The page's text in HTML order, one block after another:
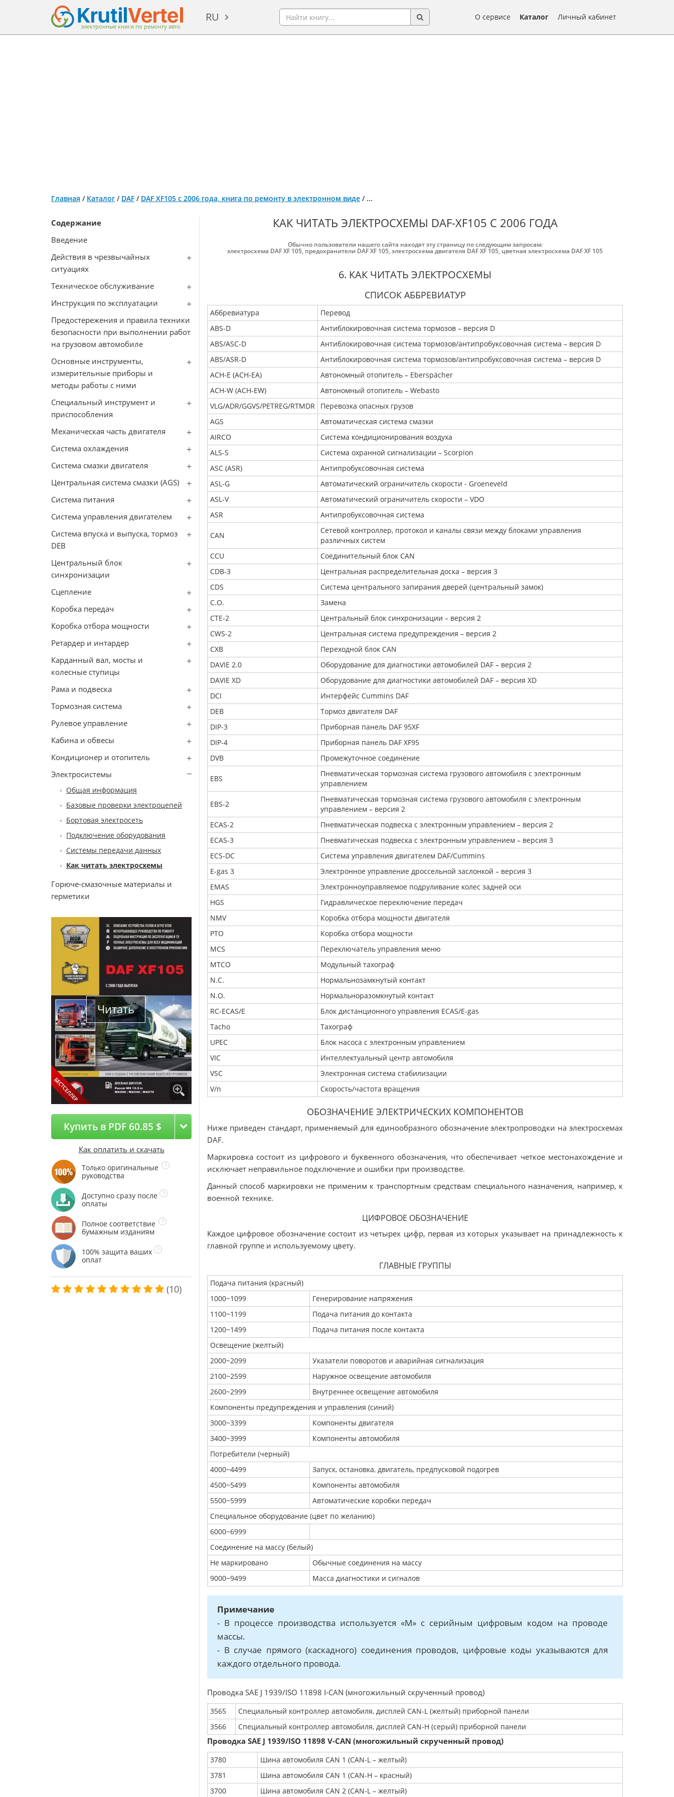
электронные книги по ремонту авто
RU О сервисе Каталог Личный кабинет
Главная / Каталог / DAF / DAF XF105 с 2006 года, книга по ремонту в электронном виде / ...
Содержание
Введение
Действия в чрезвычайных
ситуациях
Техническое обслуживание
Инструкция по эксплуатации
Предостережения и правила техники
безопасности при выполнении работ
на грузовом автомобиле
Основные инструменты,
измерительные приборы и
методы работы с ними
Специальный инструмент и
приспособления
Механическая часть двигателя
Система охлаждения
Система смазки двигателя
Центральная система смазки (AGS)
Система питания
Система управления двигателем
Система впуска и выпуска, тормоз
DEB
Центральный блок
синхронизации
Сцепление
Коробка передач
Коробка отбора мощности
Ретардер и интардер
Карданный вал, мосты и
колесные ступицы
Рама и подвеска
Тормозная система
Рулевое управление
Кабина и обвесы
Кондиционер и отопитель
Электросистемы
Общая информация
Базовые проверки электроцепей
Бортовая электросеть
Подключение оборудования
Системы передачи данных
Как читать электросхемы
Горюче-смазочные материалы и
герметики
Читать
Купить в PDF 60.85 $
Как оплатить и скачать
Только оригинальные
руководства
Доступно сразу после
оплаты
Полное соответствие
бумажным изданиям
100% защита ваших
оплат
(10)
КАК ЧИТАТЬ ЭЛЕКТРОСХЕМЫ DAF-XF105 С 2006 ГОДА
Обычно пользователи нашего сайта находят эту страницу по следующим запросам:
электросхема DAF XF 105, предохранители DAF XF 105,электросхема двигателя DAF XF 105, цветная электросхема DAF XF 105
6. КАК ЧИТАТЬ ЭЛЕКТРОСХЕМЫ
СПИСОК АББРЕВИАТУР
Аббревиатура
Перевод
ABS-D
Антиблокировочная система тормозов – версия D
ABS/ASC-D
Антиблокировочная система тормозов/антипробуксовочная система – версия D
ABS/ASR-D
Антиблокировочная система тормозов/антипробуксовочная система – версия D
ACH-E (ACH-EA)
Автономный отопитель – Eberspächer
ACH-W (ACH-EW)
Автономный отопитель – Webasto
VLG/ADR/GGVS/PETREG/RTMDR
Перевозка опасных грузов
AGS
Автоматическая система смазки
AIRCO
Система кондиционирования воздуха
ALS-S
Система охранной сигнализации – Scorpion
ASC (ASR)
Антипробуксовочная система
ASL-G
Автоматический ограничитель скорости - Groeneveld
ASL-V
Автоматический ограничитель скорости – VDO
ASR
Антипробуксовочная система
CAN
Сетевой контроллер, протокол и каналы связи между блоками управления
различных систем
CCU
Соединительный блок CAN
CDB-3
Центральная распределительная доска – версия 3
CDS
Система центрального запирания дверей (центральный замок)
C.O.
Замена
CTE-2
Центральный блок синхронизации – версия 2
CWS-2
Центральная система предупреждения – версия 2
CXB
Переходной блок CAN
DAVIE 2.0
Оборудование для диагностики автомобилей DAF – версия 2
DAVIE XD
Оборудование для диагностики автомобилей DAF – версия XD
DCI
Интерфейс Cummins DAF
DEB
Тормоз двигателя DAF
DIP-3
Приборная панель DAF 95XF
DIP-4
Приборная панель DAF XF95
DVB
Промежуточное соединение
EBS
Пневматическая тормозная система грузового автомобиля с электронным
управлением
EBS-2
Пневматическая тормозная система грузового автомобиля с электронным
управлением – версия 2
ECAS-2
Пневматическая подвеска с электронным управлением – версия 2
ECAS-3
Пневматическая подвеска с электронным управлением – версия 3
ECS-DC
Система управления двигателем DAF/Cummins
E-gas 3
Электронное управление дроссельной заслонкой – версия 3
EMAS
Электронноуправляемое подруливание колес задней оси
HGS
Гидравлическое переключение передач
NMV
Коробка отбора мощности двигателя
PTO
Коробка отбора мощности
MCS
Переключатель управления меню
MTCO
Модульный тахограф
N.C.
Нормальнозамкнутый контакт
N.O.
Нормальноразомкнутый контакт
RC-ECAS/E
Блок дистанционного управления ECAS/E-gas
Tacho
Тахограф
UPEC
Блок насоса с электронным управлением
VIC
Интеллектуальный центр автомобиля
VSC
Электронная система стабилизации
V/n
Скорость/частота вращения
ОБОЗНАЧЕНИЕ ЭЛЕКТРИЧЕСКИХ КОМПОНЕНТОВ
Ниже приведен стандарт, применяемый для единообразного обозначение электропроводки на электросхемах
DAF.
Маркировка состоит из цифрового и буквенного обозначения, что обеспечивает четкое местонахождение и
исключает неправильное подключение и ошибки при производстве.
Данный способ маркировки не применим к транспортным средствам специального назначения, например, к
военной технике.
ЦИФРОВОЕ ОБОЗНАЧЕНИЕ
Каждое цифровое обозначение состоит из четырех цифр, первая из которых указывает на принадлежность к
главной группе и используемому цвету.
ГЛАВНЫЕ ГРУППЫ
Подача питания (красный)
1000~1099
Генерирование напряжения
1100~1199
Подача питания до контакта
1200~1499
Подача питания после контакта
Освещение (желтый)
2000~2099
Указатели поворотов и аварийная сигнализация
2100~2599
Наружное освещение автомобиля
2600~2999
Внутреннее освещение автомобиля
Компоненты предупреждения и управления (синий)
3000~3399
Компоненты двигателя
3400~3999
Компоненты автомобиля
Потребители (черный)
4000~4499
Запуск, остановка, двигатель, предпусковой подогрев
4500~5499
Компоненты автомобиля
5500~5999
Автоматические коробки передач
Специальное оборудование (цвет по желанию)
6000~6999
Соединение на массу (белый)
Не маркировано
Обычные соединения на массу
9000~9499
Масса диагностики и сигналов
Примечание
- В процессе производства используется «М» с серийным цифровым кодом на проводе
массы.
- В случае прямого (каскадного) соединения проводов, цифровые коды указываются для
каждого отдельного провода.
Проводка SAE J 1939/ISO 11898 I-CAN (многожильный скрученный провод)
3565
Специальный контроллер автомобиля, дисплей CAN-L (желтый) приборной панели
3566
Специальный контроллер автомобиля, дисплей CAN-H (серый) приборной панели
Проводка SAE J 1939/ISO 11898 V-CAN (многожильный скрученный провод)
3780
Шина автомобиля CAN 1 (CAN-L – желтый)
3781
Шина автомобиля CAN 1 (CAN-H – красный)
3700
Шина автомобиля CAN 2 (CAN-L – желтый)